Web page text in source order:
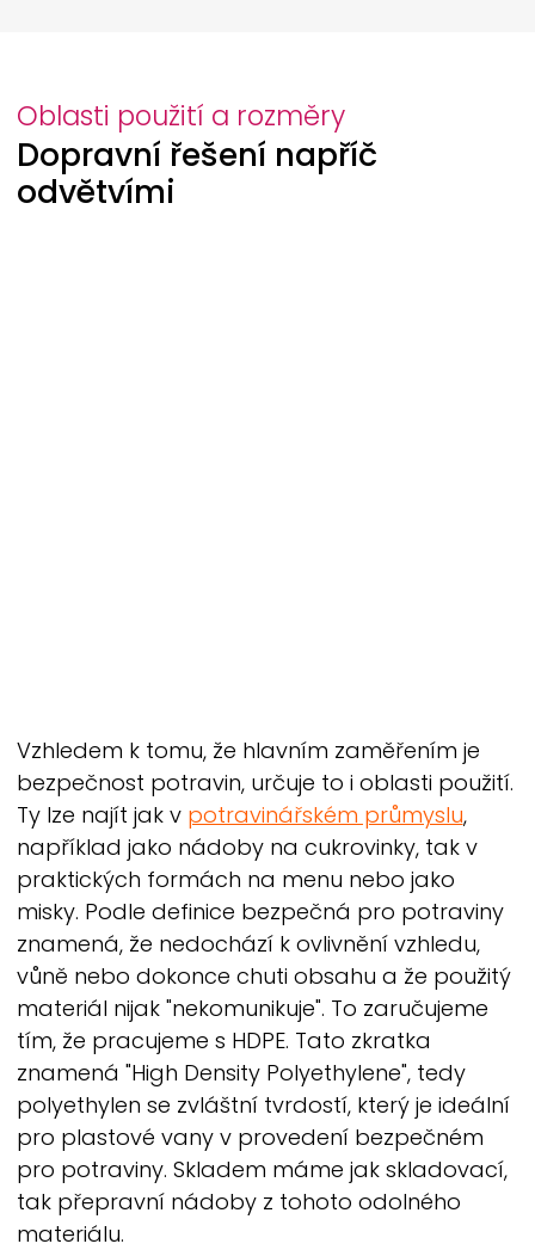
Oblasti použití a rozměry
Dopravní řešení napříč
odvětvími
Vzhledem k tomu, že hlavním zaměřením je
bezpečnost potravin, určuje to i oblasti použití.
Ty lze najít jak v potravinářském průmyslu,
například jako nádoby na cukrovinky, tak v
praktických formách na menu nebo jako
misky. Podle definice bezpečná pro potraviny
znamená, že nedochází k ovlivnění vzhledu,
vůně nebo dokonce chuti obsahu a že použitý
materiál nijak "nekomunikuje". To zaručujeme
tím, že pracujeme s HDPE. Tato zkratka
znamená "High Density Polyethylene", tedy
polyethylen se zvláštní tvrdostí, který je ideální
pro plastové vany v provedení bezpečném
pro potraviny. Skladem máme jak skladovací,
tak přepravní nádoby z tohoto odolného
materiálu.